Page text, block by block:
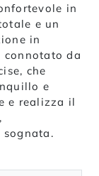
in
e un
in
da
che
e
e realizza il